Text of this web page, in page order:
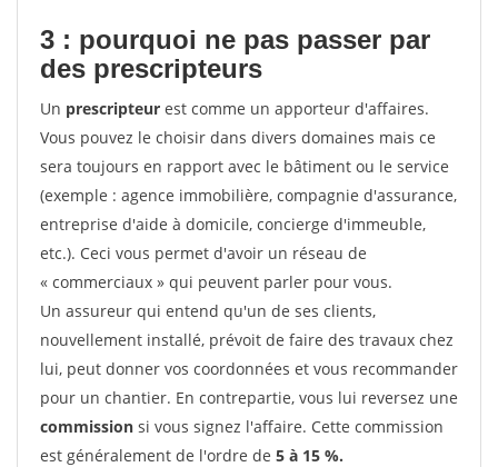
3 : pourquoi ne pas passer par
des prescripteurs
Un prescripteur est comme un apporteur d'affaires.
Vous pouvez le choisir dans divers domaines mais ce
sera toujours en rapport avec le bâtiment ou le service
(exemple : agence immobilière, compagnie d'assurance,
entreprise d'aide à domicile, concierge d'immeuble,
etc.). Ceci vous permet d'avoir un réseau de
« commerciaux » qui peuvent parler pour vous.
Un assureur qui entend qu'un de ses clients,
nouvellement installé, prévoit de faire des travaux chez
lui, peut donner vos coordonnées et vous recommander
pour un chantier. En contrepartie, vous lui reversez une
commission si vous signez l'affaire. Cette commission
est généralement de l'ordre de 5 à 15 %.